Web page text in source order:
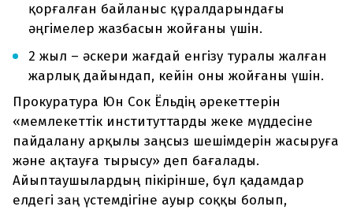
қорғалған байланыс құралдарындағы
әңгімелер жазбасын жойғаны үшін.
2 жыл – әскери жағдай енгізу туралы жалған
жарлық дайындап, кейін оны жойғаны үшін.
Прокуратура Юн Сок Ёльдің әрекеттерін
«мемлекеттік институттарды жеке мүддесіне
пайдалану арқылы заңсыз шешімдерін жасыруға
және ақтауға тырысу» деп бағалады.
Айыптаушылардың пікірінше, бұл қадамдар
елдегі заң үстемдігіне ауыр соққы болып,